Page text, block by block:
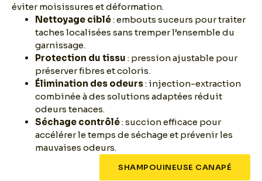
éviter moisissures et déformation.
Nettoyage ciblé: embouts suceurs pour traiter
taches localisées sans tremper l’ensemble du
garnissage.
Protection du tissu : pression ajustable pour
préserver fibres et coloris.
Élimination des odeurs: injection-extraction
combinée à des solutions adaptées réduit
odeurs tenaces.
Séchage contrôlé: succion efficace pour
accélérer le temps de séchage et prévenir les
mauvaises odeurs.
SHAMPOUINEUSE CANAPÉ